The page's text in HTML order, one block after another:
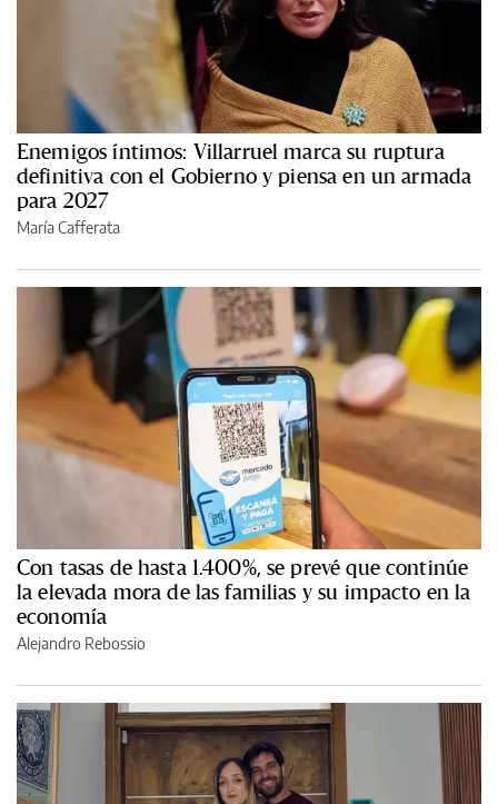
Enemigos íntimos: Villarruel marca su ruptura
definitiva con el Gobierno y piensa en un armada
para 2027
María Cafferata
Con tasas de hasta 1.400%, se prevé que continúe
la elevada mora de las familias y su impacto en la
economía
Alejandro Rebossio